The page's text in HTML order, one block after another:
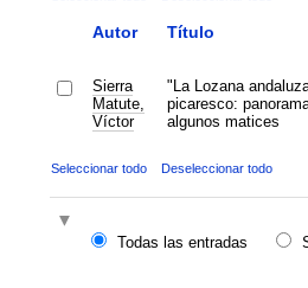
Autor Título
Sierra
Matute,
Víctor
"La Lozana
picaresco:
algunos matices
Seleccionar todo Deseleccionar todo
Todas las entradas